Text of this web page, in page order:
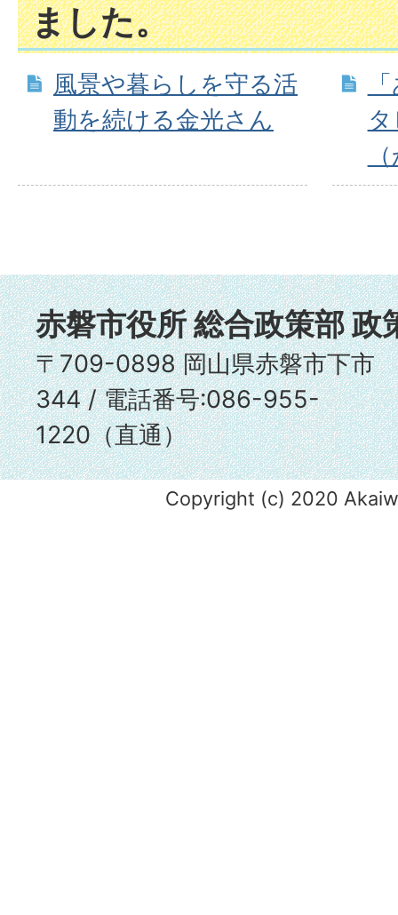
ました。
風景や暮らしを守る活
動を続ける金光さん
赤磐市役所 総合政策部 政
〒709-0898 岡山県赤磐市下市
344 / 電話番号:086-955-
1220（直通）
Copyright (c) 2020